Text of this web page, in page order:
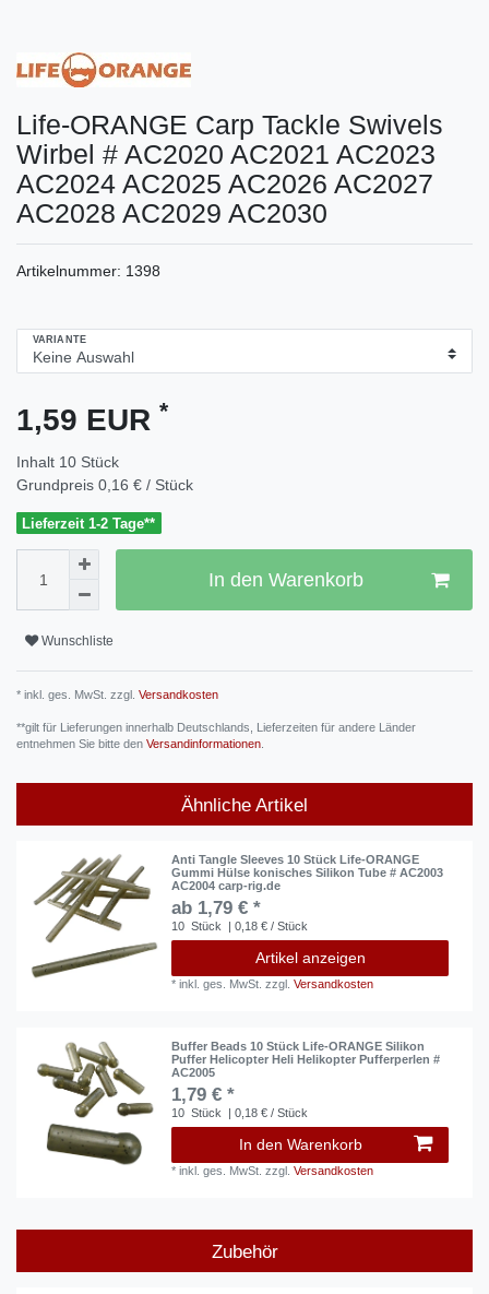
Life-ORANGE Carp Tackle Swivels
Wirbel # AC2020 AC2021 AC2023
AC2024 AC2025 AC2026 AC2027
AC2028 AC2029 AC2030
Artikelnummer: 1398
VARIANTE
1,59 EUR *
Inhalt 10 Stück
Grundpreis 0,16 € / Stück
Lieferzeit 1-2 Tage**
In den Warenkorb
Wunschliste
* inkl. ges. MwSt. zzgl. Versandkosten
**gilt für Lieferungen innerhalb Deutschlands, Lieferzeiten für andere Länder
entnehmen Sie bitte den Versandinformationen
Ähnliche Artikel
Anti Tangle Sleeves 10 Stück Life-ORANGE
Gummi Hülse konisches Silikon Tube # AC2003
AC2004 carp-rig.de
ab 1,79 € *
10 Stück | 0,18 € / Stück
Artikel anzeigen
*inkl. ges. MwSt. zzgl.Versandkosten
Buffer Beads 10 Stück Life-ORANGE Silikon
Puffer Helicopter Heli Helikopter Pufferperlen #
AC2005
1,79 € *
10 Stück | 0,18 € / Stück
In den Warenkorb
*inkl. ges. MwSt. zzgl.Versandkosten
Zubehör